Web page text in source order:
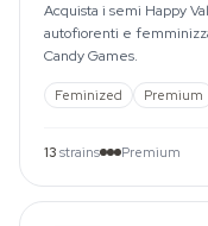
Acquista i semi Happy
autofiorenti e
Candy Games.
Feminized Premium
13 strains Premium